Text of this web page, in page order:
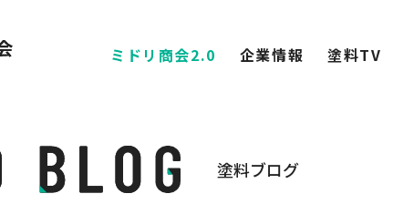
ミドリ商会2.0 企業情報 塗料TV
塗料ブログ